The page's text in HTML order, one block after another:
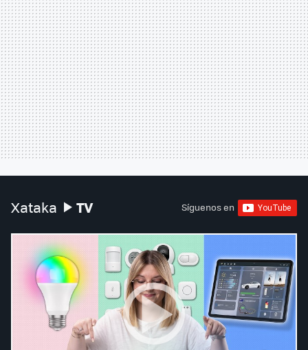
Xataka TV Síguenos en